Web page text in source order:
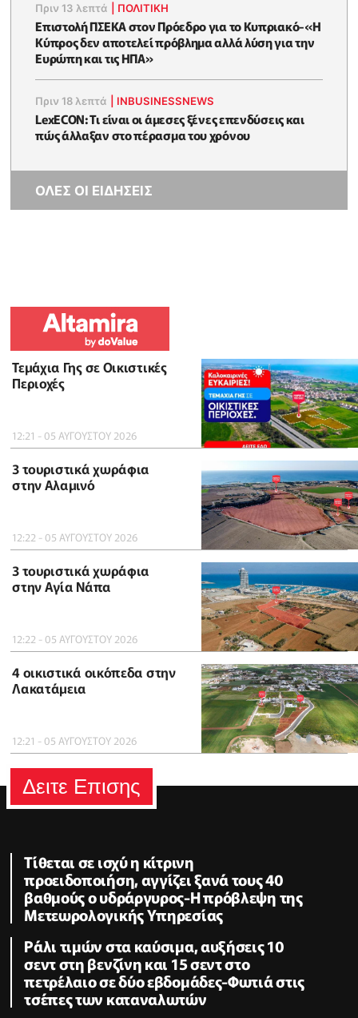
Πριν 13 λεπτά ΠΟΛΙΤΙΚΗ
Επιστολή ΠΣΕΚΑ στον Πρόεδρο για το Κυπριακό-«Η
Κύπρος δεν αποτελεί πρόβλημα αλλά λύση για την
Ευρώπη και τις ΗΠΑ»
Πριν 18 λεπτά INBUSINESSNEWS
LexECON: Τι είναι οι άμεσες ξένες επενδύσεις και
πώς άλλαξαν στο πέρασμα του χρόνου
ΟΛΕΣ ΟΙ ΕΙΔΗΣΕΙΣ
Τεμάχια Γης σε Οικιστικές
Περιοχές
12:21 - 05 ΑΥΓΟΥΣΤΟΥ 2026
3 τουριστικά χωράφια
στην Αλαμινό
12:22 - 05 ΑΥΓΟΥΣΤΟΥ 2026
3 τουριστικά χωράφια
στην Αγία Νάπα
12:22 - 05 ΑΥΓΟΥΣΤΟΥ 2026
4 οικιστικά οικόπεδα στην
Λακατάμεια
12:21 - 05 ΑΥΓΟΥΣΤΟΥ 2026
Δειτε Επισης
Τίθεται σε ισχύ η κίτρινη
προειδοποιήση, αγγίζει ξανά τους 40
βαθμούς ο υδράργυρος-Η πρόβλεψη της
Μετεωρολογικής Υπηρεσίας
Ράλι τιμών στα καύσιμα, αυξήσεις 10
σεντ στη βενζίνη και 15 σεντ στο
πετρέλαιο σε δύο εβδομάδες-Φωτιά στις
τσέπες των καταναλωτών